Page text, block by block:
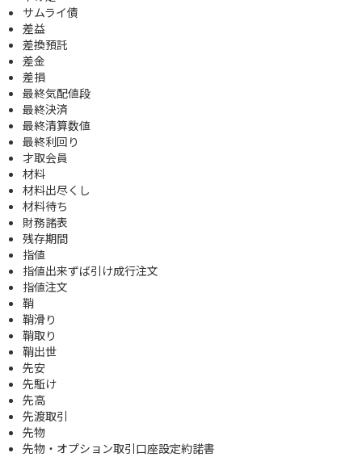
サムライ債
差益
差換預託
差金
差損
最終気配値段
最終決済
最終清算数値
最終利回り
才取会員
材料
材料出尽くし
材料待ち
財務諸表
残存期間
指値
指値出来ずば引け成行注文
指値注文
鞘
鞘滑り
鞘取り
鞘出世
先安
先駈け
先高
先渡取引
先物
先物・オプション取引口座設定約諾書